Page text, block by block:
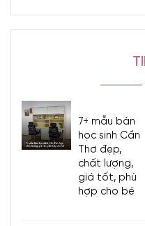
606
0933.118.799
- Xưởng SX:
83/10 Dương
Thuận, Tp. Hồ Chí Minh
- Hotline/Zalo: 0933.118.799
7+ mẫu bàn
học sinh Cần
Thơ đẹp,
chất lượng,
giá tốt, phù
hợp cho bé